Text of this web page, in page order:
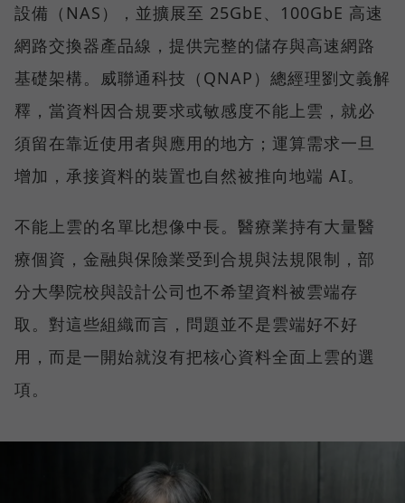
設備（NAS），並擴展至 25GbE、100GbE 高速
網路交換器產品線，提供完整的儲存與高速網路
基礎架構。威聯通科技（QNAP）總經理劉文義解
釋，當資料因合規要求或敏感度不能上雲，就必
須留在靠近使用者與應用的地方；運算需求一旦
增加，承接資料的裝置也自然被推向地端 AI。
不能上雲的名單比想像中長。醫療業持有大量醫
療個資，金融與保險業受到合規與法規限制，部
分大學院校與設計公司也不希望資料被雲端存
取。對這些組織而言，問題並不是雲端好不好
用，而是一開始就沒有把核心資料全面上雲的選
項。